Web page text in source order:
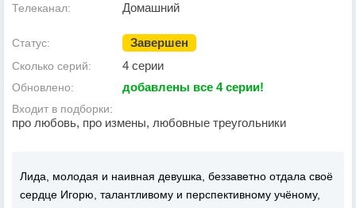
Телеканал: Домашний
Статус: Завершен
Сколько серий: 4 серии
Обновлено: добавлены все 4 серии!
Входит в подборки:
про любовь, про измены, любовные треугольники
Лида, молодая и наивная девушка, беззаветно отдала своё
сердце Игорю, талантливому и перспективному учёному,